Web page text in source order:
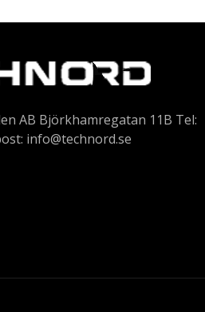
AB Björkhamregatan 11B Tel:
info@technord.se